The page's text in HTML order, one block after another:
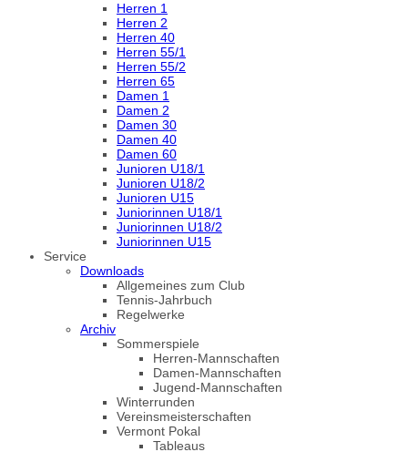
Herren 1
Herren 2
Herren 40
Herren 55/1
Herren 55/2
Herren 65
Damen 1
Damen 2
Damen 30
Damen 40
Damen 60
Junioren U18/1
Junioren U18/2
Junioren U15
Juniorinnen U18/1
Juniorinnen U18/2
Juniorinnen U15
Service
Downloads
Allgemeines zum Club
Tennis-Jahrbuch
Regelwerke
Archiv
Sommerspiele
Herren-Mannschaften
Damen-Mannschaften
Jugend-Mannschaften
Winterrunden
Vereinsmeisterschaften
Vermont Pokal
Tableaus